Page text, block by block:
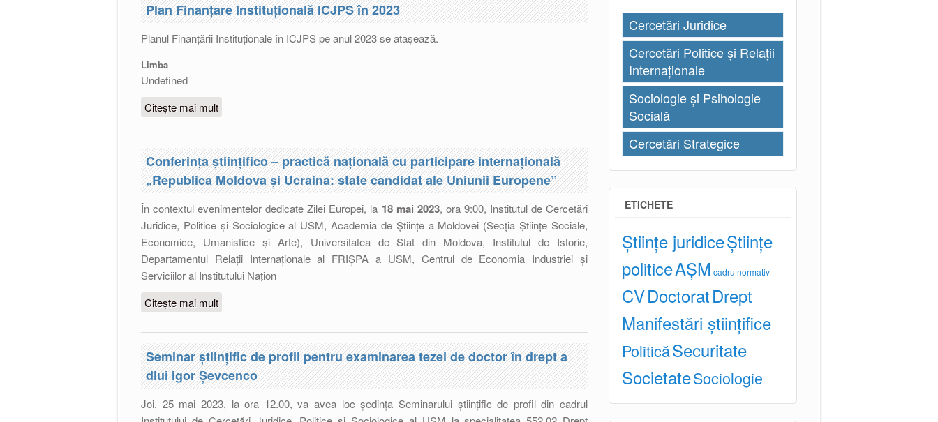
Plan Finanțare Instituțională ICJPS în 2023
Planul Finanțării Instituționale în ICJPS pe anul 2023 se atașează.
Limba
Undefined
Citește mai mult
Conferința științifico – practică națională cu participare internațională
„Republica Moldova și Ucraina: state candidat ale Uniunii Europene”
În contextul evenimentelor dedicate Zilei Europei, la 18 mai 2023, ora 9:00, Institutul de Cercetări
Juridice, Politice și Sociologice al USM, Academia de Științe a Moldovei (Secția Științe Sociale,
Economice, Umanistice și Arte), Universitatea de Stat din Moldova, Institutul de Istorie,
Departamentul Relații Internaționale al FRIȘPA a USM, Centrul de Economia Industriei și
Serviciilor al Institutului Națion
Citește mai mult
Seminar științific de profil pentru examinarea tezei de doctor în drept a
dlui Igor Șevcenco
Joi, 25 mai 2023, la ora 12.00, va avea loc ședința Seminarului științific de profil din cadrul
Cercetări Juridice
Cercetări Politice și Relații
Internaționale
Sociologie și Psihologie
Socială
Cercetări Strategice
ETICHETE
Științe juridiceȘtiințe
politiceAȘM cadru normativ
CVDoctoratDrept
Manifestări științifice
PoliticăSecuritate
SocietateSociologie